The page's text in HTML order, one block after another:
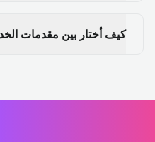
كيف أختار بين مقدمات